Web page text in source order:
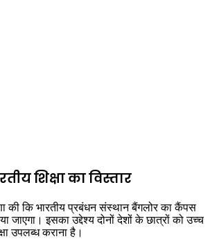
शिक्षा का विस्तार
की कि भारतीय प्रबंधन संस्थान बैंगलोर का कैंपस
जाएगा। इसका उद्देश्य दोनों देशों के छात्रों को उच्च
उपलब्ध कराना है।